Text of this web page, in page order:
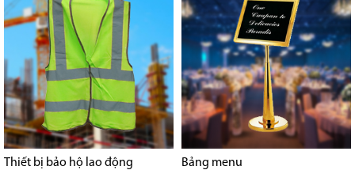
Thiết bị bảo hộ lao động Bảng menu